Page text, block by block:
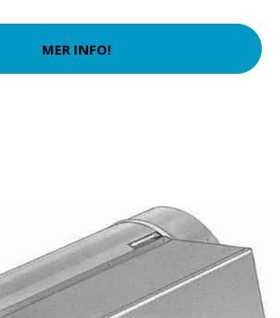
MER INFO!